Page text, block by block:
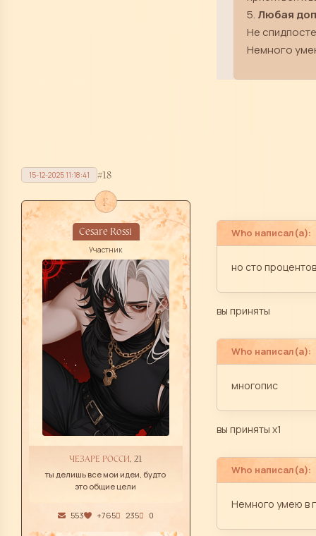
5. Любая
Не
Немного
18
15-12-2025 11:18:41
f
Cesare Rossi
Участник
ЧЕЗАРЕ РОССИ, 21
ты делишь все мои идеи, будто
это общие цели
553 +765 235 0
Who написал(а):
но сто
вы приняты
Who написал(а):
многопис
вы приняты х1
Who написал(а):
Немного умею в